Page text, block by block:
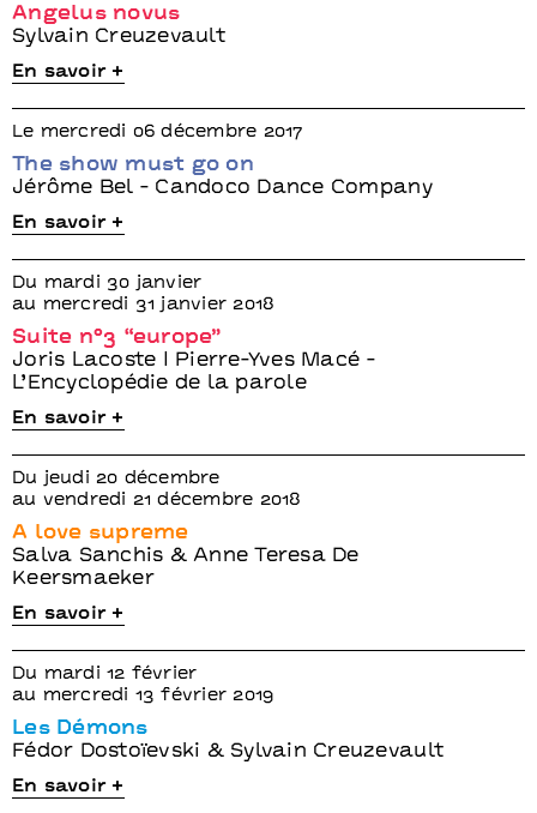
Angelus novus
Sylvain Creuzevault
En savoir +
Le mercredi 06 décembre 2017
The show must go on
Jérôme Bel - Candoco Dance Company
En savoir +
Du mardi 30 janvier
au mercredi 31 janvier 2018
Suite n°3 “europe”
Joris Lacoste I Pierre-Yves Macé -
L’Encyclopédie de la parole
En savoir +
Du jeudi 20 décembre
au vendredi 21 décembre 2018
A love supreme
Salva Sanchis & Anne Teresa De
Keersmaeker
En savoir +
Du mardi 12 février
au mercredi 13 février 2019
Les Démons
Fédor Dostoïevski & Sylvain Creuzevault
En savoir +